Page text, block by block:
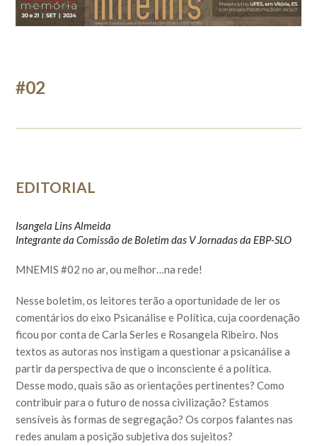
#02
EDITORIAL
Isangela Lins Almeida
Integrante da Comissão de Boletim das V Jornadas da EBP-SLO
MNEMIS #02 no ar, ou melhor…na rede!
Nesse boletim, os leitores terão a oportunidade de ler os
comentários do eixo Psicanálise e Política, cuja coordenação
ficou por conta de Carla Serles e Rosangela Ribeiro. Nos
textos as autoras nos instigam a questionar a psicanálise a
partir da perspectiva de que o inconsciente é a política.
Desse modo, quais são as orientações pertinentes? Como
contribuir para o futuro de nossa civilização? Estamos
sensíveis às formas de segregação? Os corpos falantes nas
redes anulam a posição subjetiva dos sujeitos?